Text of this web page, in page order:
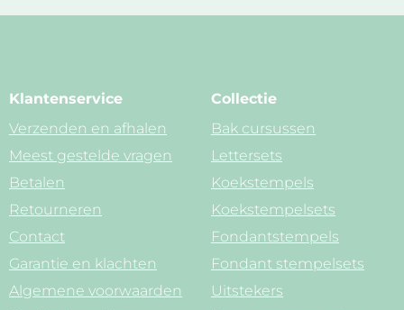
Klantenservice
Verzenden en afhalen
Meest gestelde vragen
Betalen
Retourneren
Contact
Garantie en klachten
Algemene voorwaarden
Collectie
Bak cursussen
Lettersets
Koekstempels
Koekstempelsets
Fondantstempels
Fondant stempelsets
Uitstekers